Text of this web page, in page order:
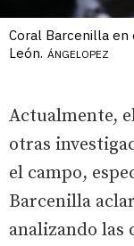
Coral Barcenilla en
León. ÁNGELOPEZ
Actualmente,
otras
el campo,
Barcenilla
analizando las